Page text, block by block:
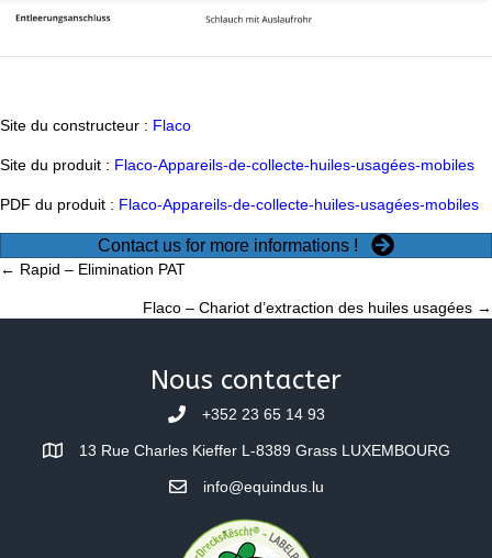
Site du constructeur : Flaco
Site du produit : Flaco-Appareils-de-collecte-huiles-usagées-mobiles
PDF du produit : Flaco-Appareils-de-collecte-huiles-usagées-mobiles
Contact us for more informations !
Posts
navigation
← Rapid – Elimination PAT
Flaco – Chariot d’extraction des huiles usagées →
Nous contacter
+352 23 65 14 93
13 Rue Charles Kieffer L-8389 Grass LUXEMBOURG
info@equindus.lu